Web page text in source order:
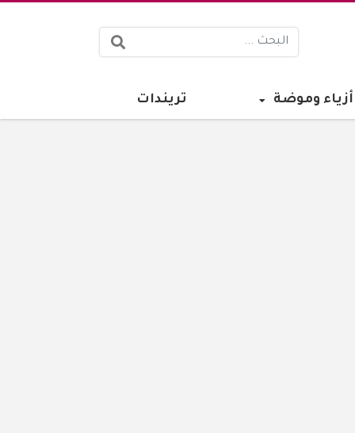
أزياء وموضة تريندات